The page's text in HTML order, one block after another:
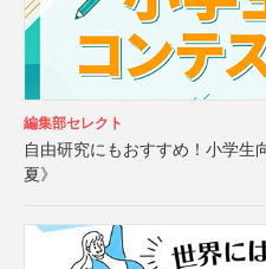
編集部セレクト
自由研究にもおすすめ！小学生
夏》